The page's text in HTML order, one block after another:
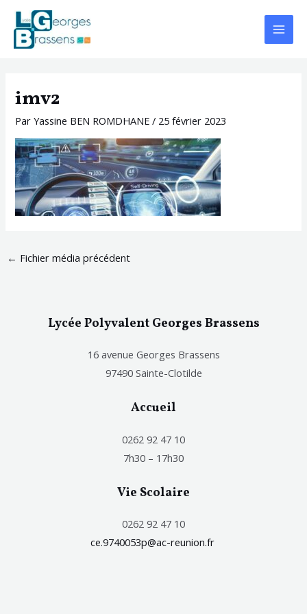
Aller
contenu
Main
Menu
imv2
ParYassine BEN ROMDHANE/ 25 février 2023
Navigation
des
articles
← Fichier média précédent
Lycée Polyvalent Georges Brassens
16 avenue Georges Brassens
97490 Sainte-Clotilde
Accueil
0262 92 47 10
7h30 – 17h30
Vie Scolaire
0262 92 47 10
ce.9740053p@ac-reunion.fr